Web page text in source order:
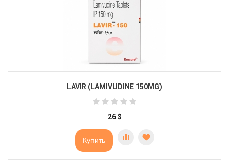
LAVIR (LAMIVUDINE 150MG)
26 $
Купить